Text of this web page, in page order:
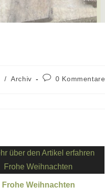
/ Archiv 0 Kommentare
Frohe Weihnachten